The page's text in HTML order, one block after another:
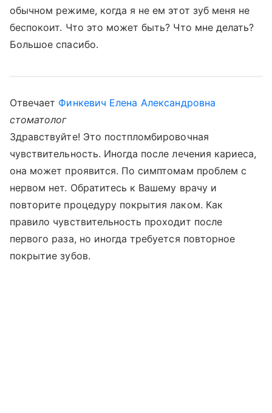
обычном режиме, когда я не ем этот зуб меня не
беспокоит. Что это может быть? Что мне делать?
Большое спасибо.
Отвечает Финкевич Елена Александровна
стоматолог
Здравствуйте! Это постпломбировочная
чувствительность. Иногда после лечения кариеса,
она может проявится. По симптомам проблем с
нервом нет. Обратитесь к Вашему врачу и
повторите процедуру покрытия лаком. Как
правило чувствительность проходит после
первого раза, но иногда требуется повторное
покрытие зубов.